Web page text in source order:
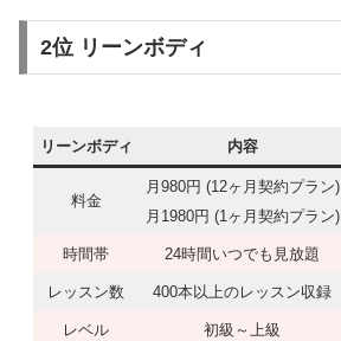
2位 リーンボディ
リーンボディ 内容
料金
月980円 (12ヶ月契約プラン)
月1980円 (1ヶ月契約プラン)
時間帯 24時間いつでも見放題
レッスン数 400本以上のレッスン収録
レベル 初級～上級